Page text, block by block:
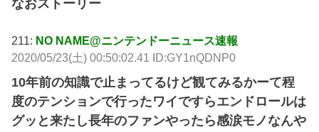
なおストーリー
211: NO NAME@ニンテンドーニュース速報
2020/05/23(土) 00:50:02.41 ID:GY1nQDNP0
10年前の知識で止まってるけど観てみるかーて程
度のテンションで行ったワイですらエンドロールは
グッと来たし長年のファンやったら感涙モノなんや